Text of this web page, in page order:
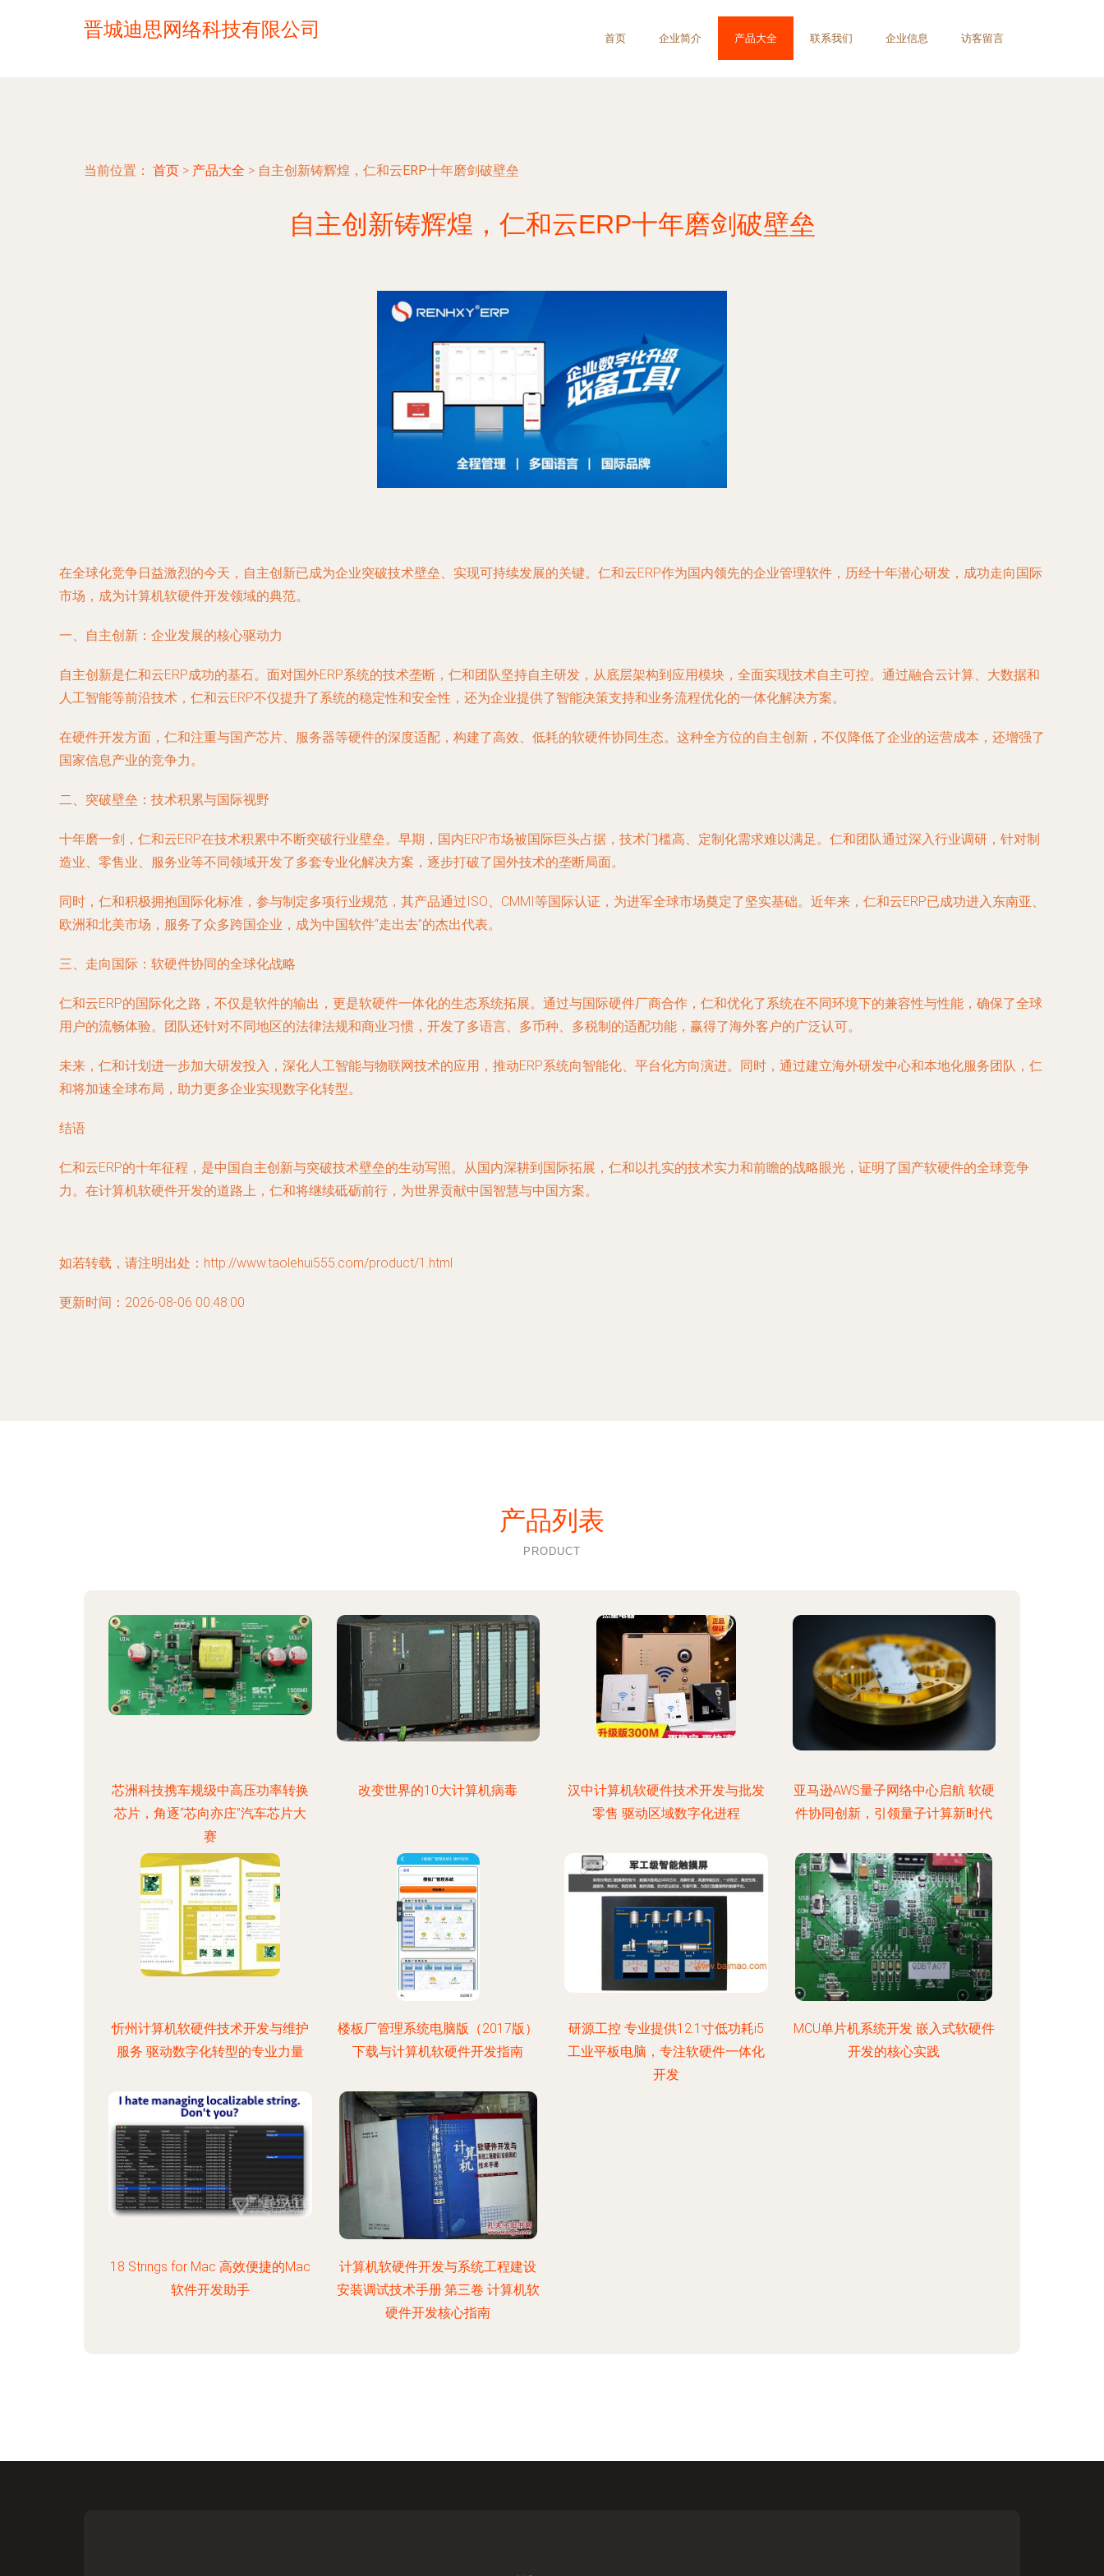
晋城迪思网络科技有限公司 首页 企业简介 产品大全 联系我们 企业信息 访客留言
当前位置： 首页 > 产品大全 > 自主创新铸辉煌，仁和云ERP十年磨剑破壁垒
自主创新铸辉煌，仁和云ERP十年磨剑破壁垒
在全球化竞争日益激烈的今天，自主创新已成为企业突破技术壁垒、实现可持续发展的关键。仁和云ERP作为国内领先的企业管理软件，历经十年潜心研发，成功走向国际
市场，成为计算机软硬件开发领域的典范。
一、自主创新：企业发展的核心驱动力
自主创新是仁和云ERP成功的基石。面对国外ERP系统的技术垄断，仁和团队坚持自主研发，从底层架构到应用模块，全面实现技术自主可控。通过融合云计算、大数据和
人工智能等前沿技术，仁和云ERP不仅提升了系统的稳定性和安全性，还为企业提供了智能决策支持和业务流程优化的一体化解决方案。
在硬件开发方面，仁和注重与国产芯片、服务器等硬件的深度适配，构建了高效、低耗的软硬件协同生态。这种全方位的自主创新，不仅降低了企业的运营成本，还增强了
国家信息产业的竞争力。
二、突破壁垒：技术积累与国际视野
十年磨一剑，仁和云ERP在技术积累中不断突破行业壁垒。早期，国内ERP市场被国际巨头占据，技术门槛高、定制化需求难以满足。仁和团队通过深入行业调研，针对制
造业、零售业、服务业等不同领域开发了多套专业化解决方案，逐步打破了国外技术的垄断局面。
同时，仁和积极拥抱国际化标准，参与制定多项行业规范，其产品通过ISO、CMMI等国际认证，为进军全球市场奠定了坚实基础。近年来，仁和云ERP已成功进入东南亚、
欧洲和北美市场，服务了众多跨国企业，成为中国软件“走出去”的杰出代表。
三、走向国际：软硬件协同的全球化战略
仁和云ERP的国际化之路，不仅是软件的输出，更是软硬件一体化的生态系统拓展。通过与国际硬件厂商合作，仁和优化了系统在不同环境下的兼容性与性能，确保了全球
用户的流畅体验。团队还针对不同地区的法律法规和商业习惯，开发了多语言、多币种、多税制的适配功能，赢得了海外客户的广泛认可。
未来，仁和计划进一步加大研发投入，深化人工智能与物联网技术的应用，推动ERP系统向智能化、平台化方向演进。同时，通过建立海外研发中心和本地化服务团队，仁
和将加速全球布局，助力更多企业实现数字化转型。
结语
仁和云ERP的十年征程，是中国自主创新与突破技术壁垒的生动写照。从国内深耕到国际拓展，仁和以扎实的技术实力和前瞻的战略眼光，证明了国产软硬件的全球竞争
力。在计算机软硬件开发的道路上，仁和将继续砥砺前行，为世界贡献中国智慧与中国方案。
如若转载，请注明出处：http://www.taolehui555.com/product/1.html
更新时间：2026-08-06 00:48:00
产品列表
PRODUCT
芯洲科技携车规级中高压功率转换
芯片，角逐“芯向亦庄”汽车芯片大
赛
改变世界的10大计算机病毒
汉中计算机软硬件技术开发与批发
零售 驱动区域数字化进程
亚马逊AWS量子网络中心启航 软硬
件协同创新，引领量子计算新时代
忻州计算机软硬件技术开发与维护
服务 驱动数字化转型的专业力量
楼板厂管理系统电脑版（2017版）
下载与计算机软硬件开发指南
研源工控 专业提供12.1寸低功耗i5
工业平板电脑，专注软硬件一体化
开发
MCU单片机系统开发 嵌入式软硬件
开发的核心实践
18 Strings for Mac 高效便捷的Mac
软件开发助手
计算机软硬件开发与系统工程建设
安装调试技术手册·第三卷 计算机软
硬件开发核心指南